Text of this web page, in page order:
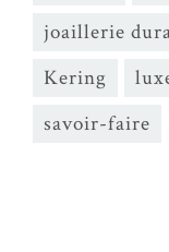
joaillerie
Kering
savoir-faire